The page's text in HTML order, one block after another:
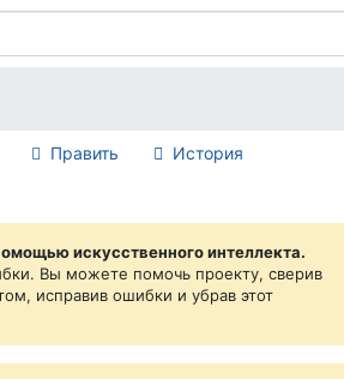
Править История
искусственного интеллекта.
Вы можете помочь проекту, сверив
исправив ошибки и убрав этот